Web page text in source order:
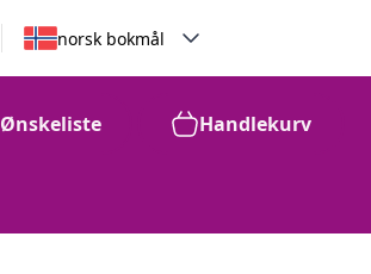
norsk bokmål
Ønskeliste Handlekurv